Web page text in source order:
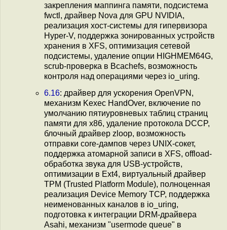
закрепления маппинга памяти, подсистема
fwctl, драйвер Nova для GPU NVIDIA,
реализация хост-системы для гипервизора
Hyper-V, поддержка зонированных устройств
хранения в XFS, оптимизация сетевой
подсистемы, удаление опции HIGHMEM64G,
scrub-проверка в Bcachefs, возможность
контроля над операциями через io_uring.
6.16: драйвер для ускорения OpenVPN,
механизм Kexec HandOver, включение по
умолчанию пятиуровневых таблиц страниц
памяти для x86, удаление протокола DCCP,
блочный драйвер zloop, возможность
отправки core-дампов через UNIX-сокет,
поддержка атомарной записи в XFS, offload-
обработка звука для USB-устройств,
оптимизации в Ext4, виртуальный драйвер
TPM (Trusted Platform Module), полноценная
реализация Device Memory TCP, поддержка
неименованных каналов в io_uring,
подготовка к интеграции DRM-драйвера
Asahi, механизм "usermode queue" в